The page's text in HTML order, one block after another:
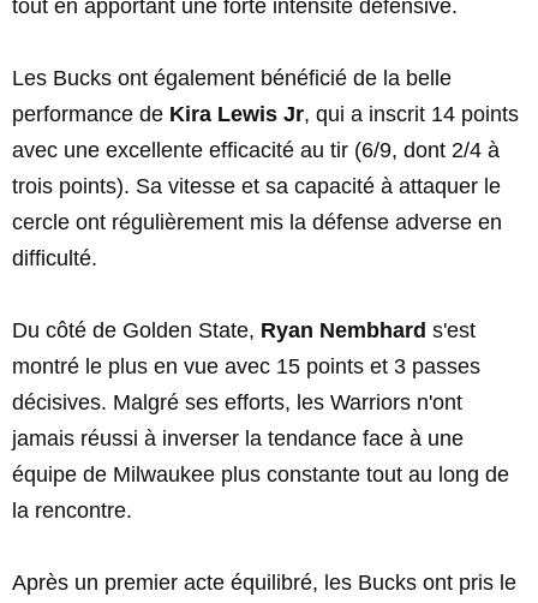
tout en apportant une forte intensité défensive.
Les Bucks ont également bénéficié de la belle
performance de Kira Lewis Jr, qui a inscrit 14 points
avec une excellente efficacité au tir (6/9, dont 2/4 à
trois points). Sa vitesse et sa capacité à attaquer le
cercle ont régulièrement mis la défense adverse en
difficulté.
Du côté de Golden State, Ryan Nembhard s'est
montré le plus en vue avec 15 points et 3 passes
décisives. Malgré ses efforts, les Warriors n'ont
jamais réussi à inverser la tendance face à une
équipe de Milwaukee plus constante tout au long de
la rencontre.
Après un premier acte équilibré, les Bucks ont pris le